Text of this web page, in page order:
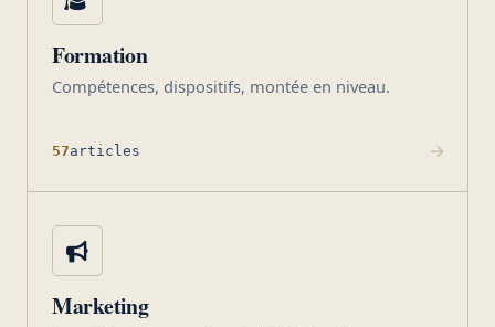
Formation
Compétences, dispositifs, montée en niveau.
57articles
Marketing